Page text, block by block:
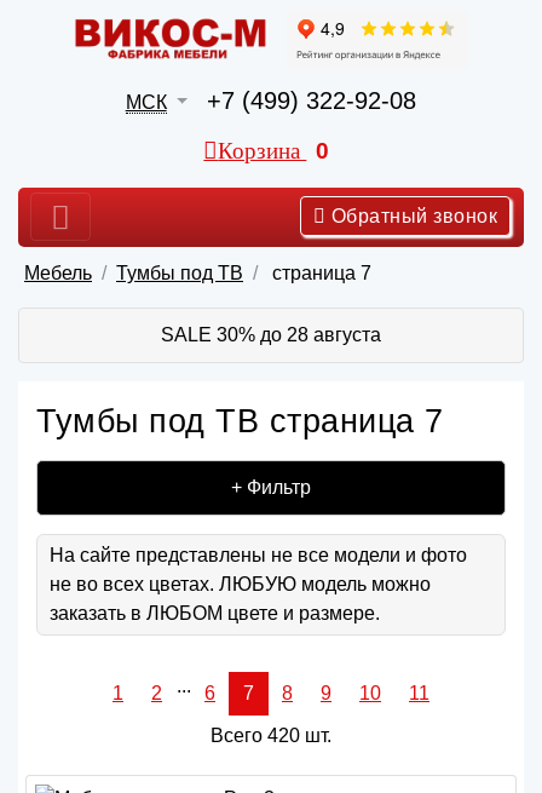
МСК +7 (499) 322-92-08
Корзина 0
Обратный звонок
Мебель Тумбы под ТВ страница 7
SALE 30% до 28 августа
Тумбы под ТВ страница 7
+ Фильтр
На сайте представлены не все модели и фото
не во всех цветах. ЛЮБУЮ модель можно
заказать в ЛЮБОМ цвете и размере.
1 2 ... 6 7 8 9 10 11
Всего 420 шт.